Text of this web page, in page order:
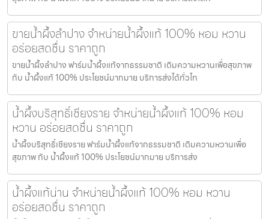
ขายน้ำผึ้งลำปาง จำหน่ายน้ำผึ้งแท้ 100% หอม หวาน
อร่อยสดชื่น ราคาถูก
ขายน้ำผึ้งลำปาง ฟาร์มน้ำผึ้งแท้จากธรรมชาติ เติมความหวานเพื่อสุขภาพ
กับ น้ำผึ้งแท้ 100% ประโยชน์มากมาย บริการส่งได้ทั่วไท
น้ำผึ้งบริสุทธิ์เชียงราย จำหน่ายน้ำผึ้งแท้ 100% หอม
หวาน อร่อยสดชื่น ราคาถูก
น้ำผึ้งบริสุทธิ์เชียงราย ฟาร์มน้ำผึ้งแท้จากธรรมชาติ เติมความหวานเพื่อ
สุขภาพ กับ น้ำผึ้งแท้ 100% ประโยชน์มากมาย บริการส่ง
น้ำผึ้งแท้น่าน จำหน่ายน้ำผึ้งแท้ 100% หอม หวาน
อร่อยสดชื่น ราคาถูก